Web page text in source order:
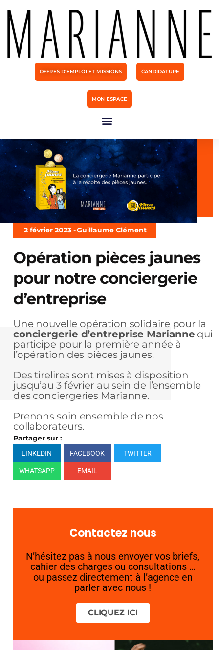
OFFRES D'EMPLOI ET MISSIONS CANDIDATURE
MON ESPACE
2 février 2023 -Guillaume Clément
Opération pièces jaunes
pour notre conciergerie
d’entreprise
Une nouvelle opération solidaire pour la
conciergerie d’entreprise Marianne qui
participe pour la première année à
l’opération des pièces jaunes.
Des tirelires sont mises à disposition
jusqu’au 3 février au sein de l’ensemble
des conciergeries Marianne.
Prenons soin ensemble de nos
collaborateurs.
Partager sur :
LINKEDIN FACEBOOK TWITTER
WHATSAPP EMAIL
Contactez nous
N’hésitez pas à nous envoyer vos briefs,
cahier des charges ou consultations …
ou passez directement à l’agence en
parler avec nous !
CLIQUEZ ICI